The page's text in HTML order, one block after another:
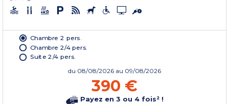
Chambre 2 pers.
Chambre 2/4 pers.
Suite 2/4 pers.
du 08/08/2026 au 09/08/2026
390 €
Payez en 3 ou 4 fois² !